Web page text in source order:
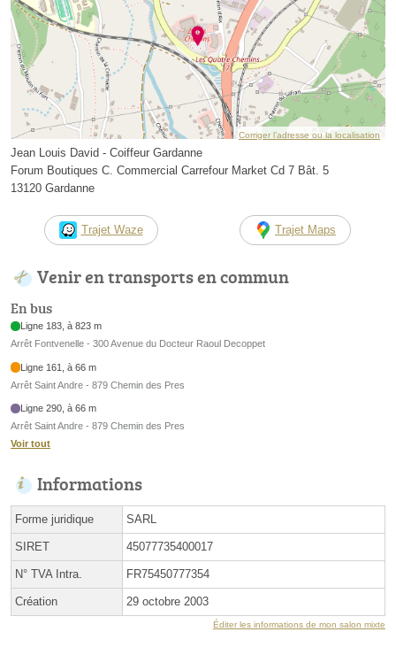
Corriger l’adresse ou la localisation
Jean Louis David - Coiffeur Gardanne
Forum Boutiques C. Commercial Carrefour Market Cd 7 Bât. 5
13120 Gardanne
Trajet Waze Trajet Maps
Venir en transports en commun
En bus
Ligne 183, à 823 m
Arrêt Fontvenelle - 300 Avenue du Docteur Raoul Decoppet
Ligne 161, à 66 m
Arrêt Saint Andre - 879 Chemin des Pres
Ligne 290, à 66 m
Arrêt Saint Andre - 879 Chemin des Pres
Voir tout
Informations
Forme juridique SARL
SIRET 45077735400017
N° TVA Intra. FR75450777354
Création 29 octobre 2003
Éditer les informations de mon salon mixte